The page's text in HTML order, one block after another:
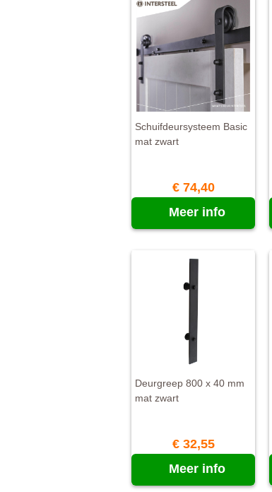
Schuifdeursysteem Basic
mat zwart
€ 74,40
Meer info
Deurgreep 800 x 40 mm
mat zwart
€ 32,55
Meer info